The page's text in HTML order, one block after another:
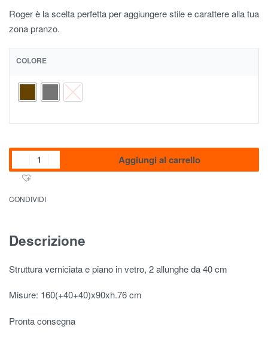
Roger è la scelta perfetta per aggiungere stile e carattere alla tua
zona pranzo.
COLORE
Aggiungi al carrello
CONDIVIDI
Descrizione
Struttura verniciata e piano in vetro, 2 allunghe da 40 cm
Misure: 160(+40+40)x90xh.76 cm
Pronta consegna